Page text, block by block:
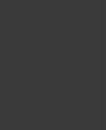
التي يروج لها